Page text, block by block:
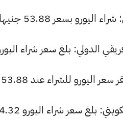
جنيها وبيعه بسعر 54.20 جنيها.
بلغ سعر شراء اليورو 53.88 جنيها، وسعر البيع 54.23
عند 53.88 جنيها، وللبيع عند 54.20 جنيها.
اليورو 54.32 جنيها، وسعر البيع 54.64 جنيها.